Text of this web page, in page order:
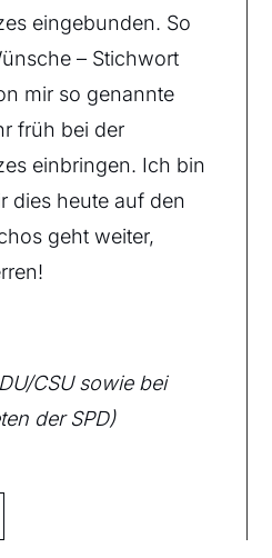
eingebunden. So
– Stichwort
mir so genannte
früh bei der
einbringen. Ich bin
dies heute auf den
geht weiter,
CSU sowie bei
der SPD)